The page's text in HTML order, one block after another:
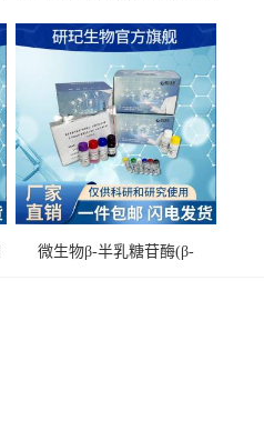
微生物β-半乳糖苷酶(β-